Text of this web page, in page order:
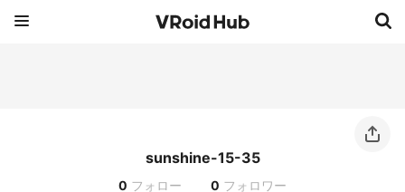
sunshine-15-35
0 フォロー 0 フォロワー